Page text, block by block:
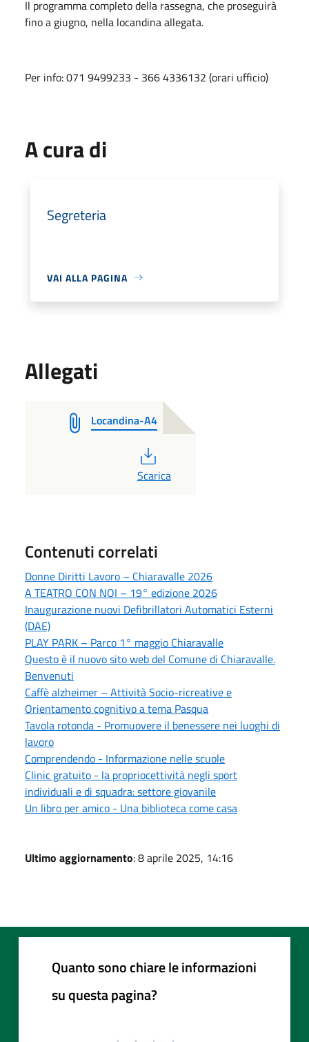
Il programma completo della rassegna, che proseguirà
fino a giugno, nella locandina allegata.
Per info: 071 9499233 - 366 4336132 (orari ufficio)
A cura di
Segreteria
VAI ALLA PAGINA
Allegati
Locandina-A4
PDF
Scarica
Contenuti correlati
Donne Diritti Lavoro – Chiaravalle 2026
A TEATRO CON NOI – 19° edizione 2026
Inaugurazione nuovi Defibrillatori Automatici Esterni
(DAE)
PLAY PARK – Parco 1° maggio Chiaravalle
Questo è il nuovo sito web del Comune di Chiaravalle.
Benvenuti
Caffè alzheimer – Attività Socio-ricreative e
Orientamento cognitivo a tema Pasqua
Tavola rotonda - Promuovere il benessere nei luoghi di
lavoro
Comprendendo - Informazione nelle scuole
Clinic gratuito - la propriocettività negli sport
individuali e di squadra: settore giovanile
Un libro per amico - Una biblioteca come casa
Ultimo aggiornamento: 8 aprile 2025, 14:16
Quanto sono chiare le informazioni
su questa pagina?